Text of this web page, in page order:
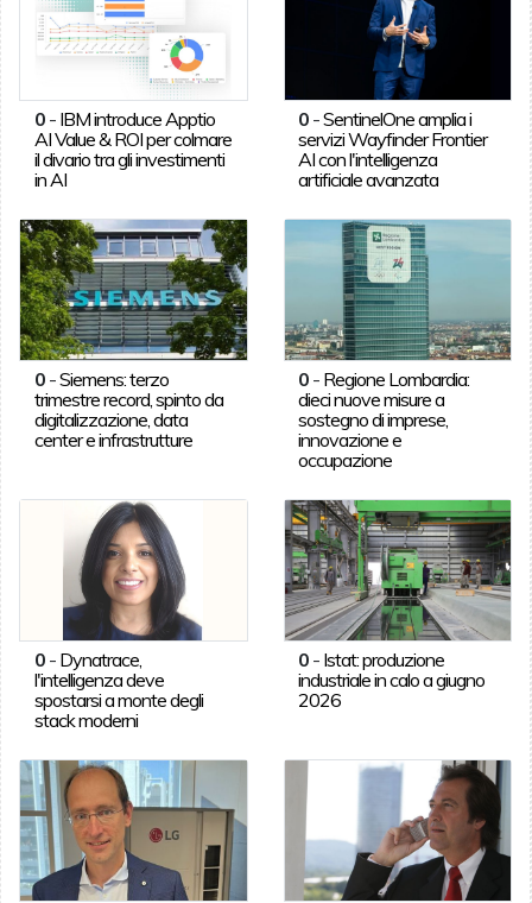
0- IBM introduce Apptio
AI Value & ROI per colmare
il divario tra gli investimenti
in AI
0 -SentinelOne amplia i
servizi Wayfinder Frontier
AI con l'intelligenza
artificiale avanzata
0-Siemens: terzo
trimestre record, spinto da
digitalizzazione, data
center e infrastrutture
0 - Regione Lombardia:
dieci nuove misure a
sostegno di imprese,
innovazione e
occupazione
0- Dynatrace,
l'intelligenza deve
spostarsi a monte degli
stack moderni
0 - Istat: produzione
industriale in calo a giugno
2026